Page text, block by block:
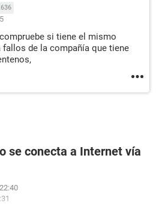
si tiene el mismo
de la compañía que tiene
se conecta a Internet vía